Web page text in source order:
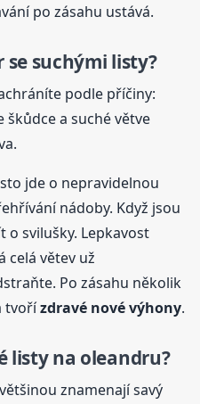
po zásahu ustává.
suchými listy?
podle příčiny:
a suché větve
jde o nepravidelnou
nádoby. Když jsou
o svilušky. Lepkavost
celá větev už
Po zásahu několik
tvořízdravé nové výhony.
listy na oleandru?
většinou znamenají savý